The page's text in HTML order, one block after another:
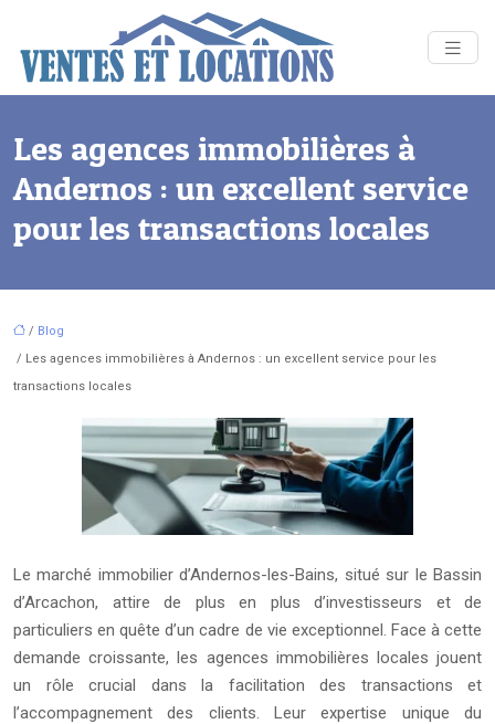
Les agences immobilières à
Andernos : un excellent service
pour les transactions locales
/ Blog
/ Les agences immobilières à Andernos : un excellent service pour les
transactions locales
Le marché immobilier d’Andernos-les-Bains, situé sur le Bassin
d’Arcachon, attire de plus en plus d’investisseurs et de
particuliers en quête d’un cadre de vie exceptionnel. Face à cette
demande croissante, les agences immobilières locales jouent
un rôle crucial dans la facilitation des transactions et
l’accompagnement des clients. Leur expertise unique du